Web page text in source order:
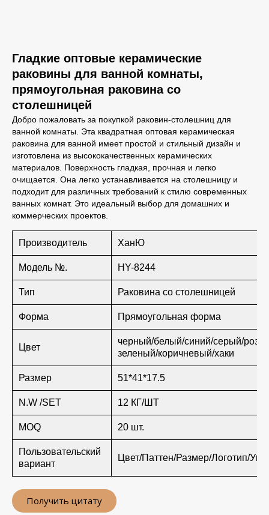
Гладкие оптовые керамические
раковины для ванной комнаты,
прямоугольная раковина со
столешницей
Добро пожаловать за покупкой раковин-столешниц для
ванной комнаты. Эта квадратная оптовая керамическая
раковина для ванной имеет простой и стильный дизайн и
изготовлена из высококачественных керамических
материалов. Поверхность гладкая, прочная и легко
очищается. Она легко устанавливается на столешницу и
подходит для различных требований к стилю современных
ванных комнат. Это идеальный выбор для домашних и
коммерческих проектов.
Производитель ХанЮ
Модель №. HY-8244
Тип Раковина со столешницей
Форма Прямоугольная форма
Цвет
черный/белый/синий/серый/
зеленый/коричневый/хаки
Размер 51*41*17.5
N.W /SET 12 КГ/ШТ
MOQ 20 шт.
Пользовательский
вариант
Цвет/Паттен/Размер/Логотип/
Получить цитату